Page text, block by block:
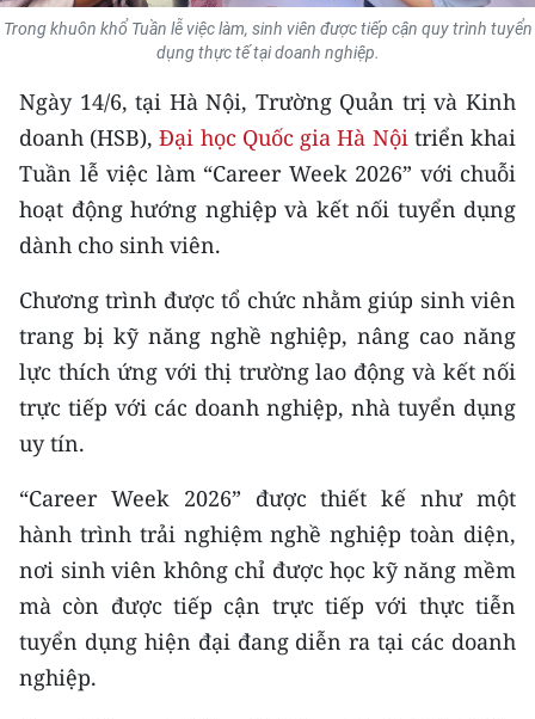
BẠN ĐỌC
TRI THỨC CHUYÊN SÂU
54 DÂN TỘC VIỆT NAM
CHƯƠNG TRÌNH OCOP - MỖI XÃ
RADIO
MEDIA CENTER
Video
Media Chính trị
Media Kinh tế
Media Văn hóa
Trong khuôn khổ Tuần lễ việc làm, sinh viên được tiếp cận quy trình tuyển
dụng thực tế tại doanh nghiệp.
Ngày 14/6, tại Hà Nội, Trường Quản trị và Kinh
doanh (HSB),Đại học Quốc gia Hà Nộitriển khai
Tuần lễ việc làm “Career Week 2026” với chuỗi
hoạt động hướng nghiệp và kết nối tuyển dụng
dành cho sinh viên.
Chương trình được tổ chức nhằm giúp sinh viên
trang bị kỹ năng nghề nghiệp, nâng cao năng
lực thích ứng với thị trường lao động và kết nối
trực tiếp với các doanh nghiệp, nhà tuyển dụng
uy tín.
“Career Week 2026” được thiết kế như một
hành trình trải nghiệm nghề nghiệp toàn diện,
nơi sinh viên không chỉ được học kỹ năng mềm
mà còn được tiếp cận trực tiếp với thực tiễn
tuyển dụng hiện đại đang diễn ra tại các doanh
nghiệp.